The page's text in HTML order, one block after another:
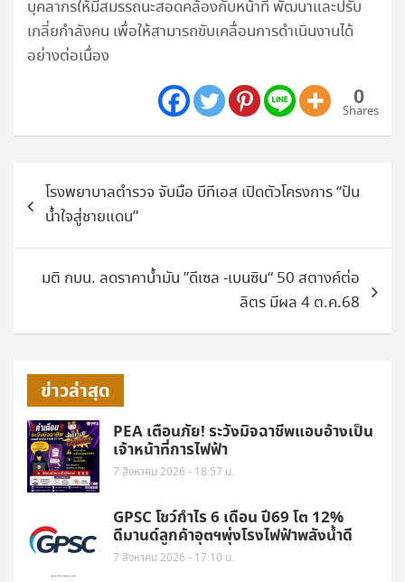
บุคลากรให้มีสมรรถนะสอดคล้องกับหน้าที่ พัฒนาและปรับ
เกลี่ยกำลังคน เพื่อให้สามารถขับเคลื่อนการดำเนินงานได้
อย่างต่อเนื่อง
0
Shares
แนะแนว
เรื่องโรงพยาบาลตำรวจ จับมือ บีทีเอส เปิดตัวโครงการ “ปัน
น้ำใจสู่ชายแดน”
มติ กบน. ลดราคาน้ำมัน ”ดีเซล -เบนซิน“ 50 สตางค์ต่อ
ลิตร มีผล 4 ต.ค.68
ข่าวล่าสุด
PEA เตือนภัย! ระวังมิจฉาชีพแอบอ้างเป็น
เจ้าหน้าที่การไฟฟ้า
7 สิงหาคม 2026 - 18:57 น.
GPSC โชว์กำไร 6 เดือน ปี69 โต 12%
ดีมานด์ลูกค้าอุตฯพุ่งโรงไฟฟ้าพลังน้ำดี
7 สิงหาคม 2026 - 17:10 น.